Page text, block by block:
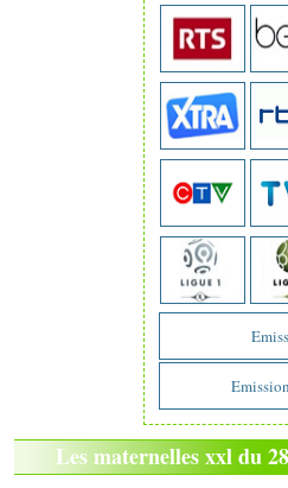
Les maternelles xxl du